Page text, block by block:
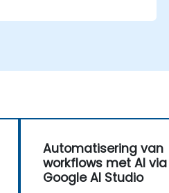
sjablonen en
Automatisering van
workflows met AI via
Google AI Studio